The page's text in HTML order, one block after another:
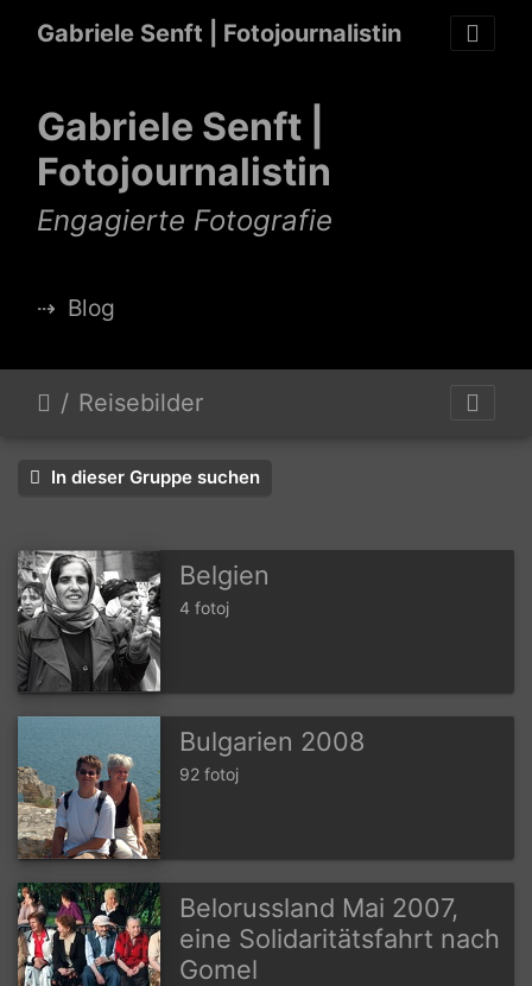
Gabriele Senft | Fotojournalistin
Gabriele Senft |
Fotojournalistin
Engagierte Fotografie
⇢ Blog
Reisebilder
In dieser Gruppe suchen
Belgien
4 fotoj
Bulgarien 2008
92 fotoj
Belorussland Mai 2007,
eine Solidaritätsfahrt nach
Gomel